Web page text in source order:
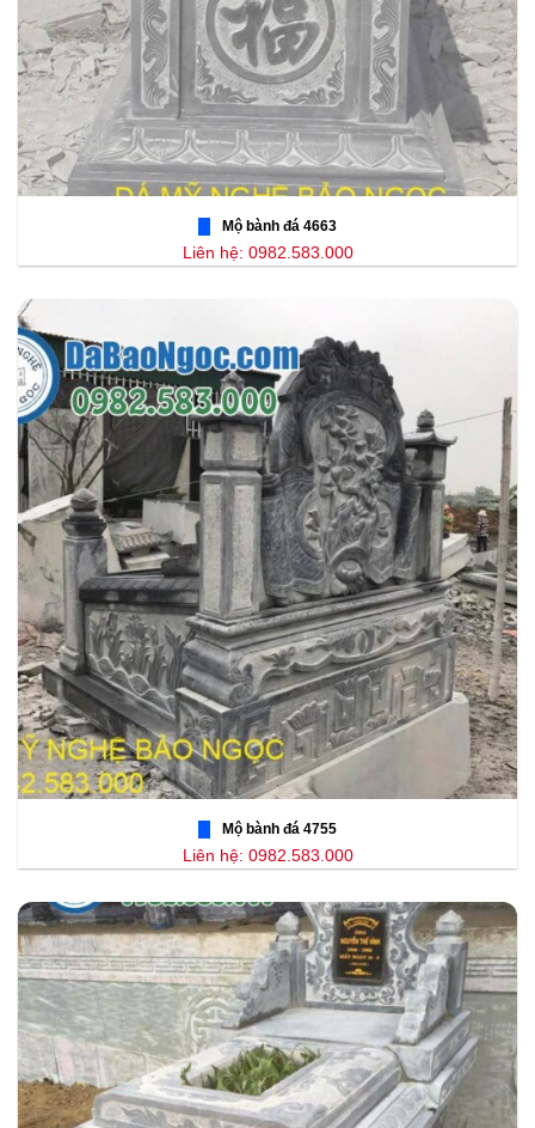
Mộ bành đá 4663
Liên hệ: 0982.583.000
Mộ bành đá 4755
Liên hệ: 0982.583.000